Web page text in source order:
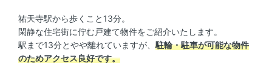
祐天寺駅から歩くこと13分。
閑静な住宅街に佇む戸建て物件をご紹介いたします。
駅まで13分とやや離れていますが、 駐輪・駐車が可能な物件
のためアクセス良好です。